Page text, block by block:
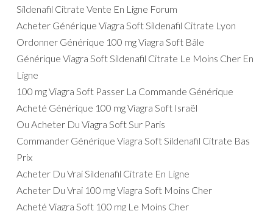
Sildenafil Citrate Vente En Ligne Forum
Acheter Générique Viagra Soft Sildenafil Citrate Lyon
Ordonner Générique 100 mg Viagra Soft Bâle
Générique Viagra Soft Sildenafil Citrate Le Moins Cher En
Ligne
100 mg Viagra Soft Passer La Commande Générique
Acheté Générique 100 mg Viagra Soft Israël
Ou Acheter Du Viagra Soft Sur Paris
Commander Générique Viagra Soft Sildenafil Citrate Bas
Prix
Acheter Du Vrai Sildenafil Citrate En Ligne
Acheter Du Vrai 100 mg Viagra Soft Moins Cher
Acheté Viagra Soft 100 mg Le Moins Cher